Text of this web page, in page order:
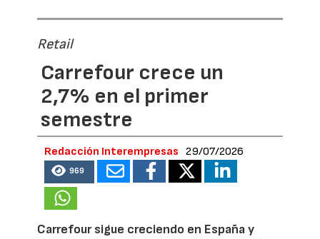
Retail
Carrefour crece un
2,7% en el primer
semestre
Redacción Interempresas 29/07/2026
969
Carrefour sigue creciendo en España y